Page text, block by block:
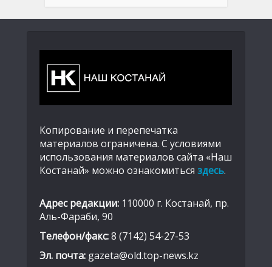
Копирование и перепечатка
материалов ограничена. С условиями
использования материалов сайта «Наш
Костанай» можно ознакомиться здесь.
Адрес редакции: 110000 г. Костанай, пр.
Аль-Фараби, 90
Телефон/факс:8 (7142) 54-27-53
Эл. почта: gazeta@old.top-news.kz